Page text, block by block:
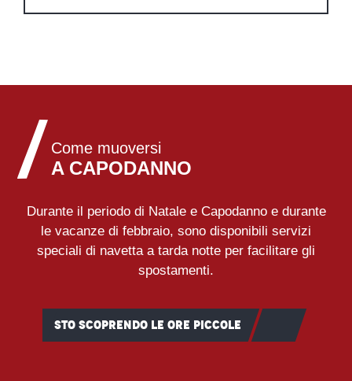
Come muoversi
A CAPODANNO
Durante il periodo di Natale e Capodanno e durante
le vacanze di febbraio, sono disponibili servizi
speciali di navetta a tarda notte per facilitare gli
spostamenti.
STO SCOPRENDO LE ORE PICCOLE